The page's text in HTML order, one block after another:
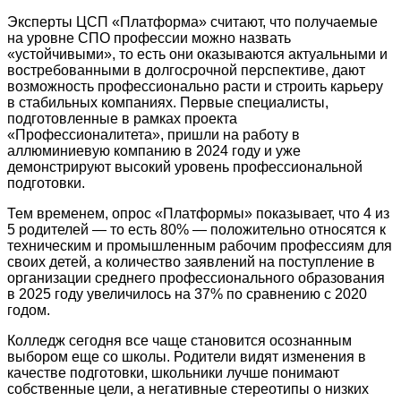
Эксперты ЦСП «Платформа» считают, что получаемые
на уровне СПО профессии можно назвать
«устойчивыми», то есть они оказываются актуальными и
востребованными в долгосрочной перспективе, дают
возможность профессионально расти и строить карьеру
в стабильных компаниях. Первые специалисты,
подготовленные в рамках проекта
«Профессионалитета», пришли на работу в
аллюминиевую компанию в 2024 году и уже
демонстрируют высокий уровень профессиональной
подготовки.
Тем временем, опрос «Платформы» показывает, что 4 из
5 родителей — то есть 80% — положительно относятся к
техническим и промышленным рабочим профессиям для
своих детей, а количество заявлений на поступление в
организации среднего профессионального образования
в 2025 году увеличилось на 37% по сравнению с 2020
годом.
Колледж сегодня все чаще становится осознанным
выбором еще со школы. Родители видят изменения в
качестве подготовки, школьники лучше понимают
собственные цели, а негативные стереотипы о низких